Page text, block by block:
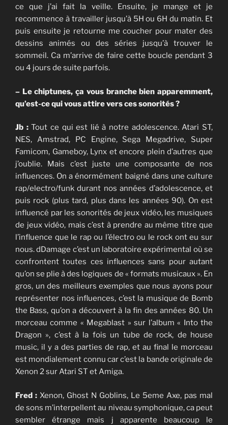
ce que j’ai fait la veille. Ensuite, je mange et je
recommence à travailler jusqu’à 5H ou 6H du matin. Et
puis ensuite je retourne me coucher pour mater des
dessins animés ou des séries jusqu’à trouver le
sommeil. Ca m’arrive de faire cette boucle pendant 3
ou 4 jours de suite parfois.
– Le chiptunes, ça vous branche bien apparemment,
qu’est-ce qui vous attire vers ces sonorités ?
Jb :Tout ce qui est lié à notre adolescence. Atari ST,
NES, Amstrad, PC Engine, Sega Megadrive, Super
Famicom, Gameboy, Lynx et encore plein d’autres que
j’oublie. Mais c’est juste une composante de nos
influences. On a énormément baigné dans une culture
rap/electro/funk durant nos années d’adolescence, et
puis rock (plus tard, plus dans les années 90). On est
influencé par les sonorités de jeux vidéo, les musiques
de jeux vidéo, mais c’est à prendre au même titre que
l’influence que le rap ou l’électro ou le rock ont eu sur
nous. dDamage c’est un laboratoire expérimental où se
confrontent toutes ces influences sans pour autant
qu’on se plie à des logiques de « formats musicaux ». En
gros, un des meilleurs exemples que nous ayons pour
représenter nos influences, c’est la musique de Bomb
the Bass, qu’on a découvert à la fin des années 80. Un
morceau comme « Megablast » sur l’album « Into the
Dragon », c’est à la fois un tube de rock, de house
music, il y a des parties de rap, et au final le morceau
est mondialement connu car c’est la bande originale de
Xenon 2 sur Atari ST et Amiga.
Fred : Xenon, Ghost N Goblins, Le 5eme Axe, pas mal
de sons m’interpellent au niveau symphonique, ca peut
sembler étrange mais j apparente beaucoup le